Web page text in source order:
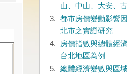
山、中山、大安、
3.
都市房價變動影響
北市之實證研究
4.
房價指數與總體經
台北地區為例
5.
總體經濟變數與區